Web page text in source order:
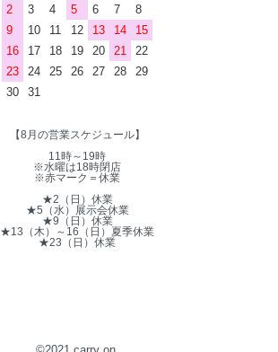
2
3 4 5 6 7
8
9
10 11 12 13 14
15
16
17 18 19 20 21
22
23
24 25 26 27 28
29
30
31
【8月の営業スケジュール】
11時～19時
※水曜は18時閉店
※赤マーク＝休業
★2（日）休業
★5（水）展示会休業
★9（日）休業
★13（木）～16（日）夏季休業
★23（日）休業